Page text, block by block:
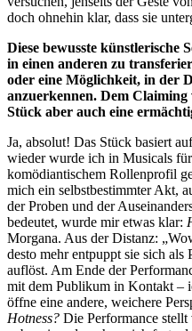
doch ohnehin klar, dass sie
Diese bewusste künstlerische
in einen anderen zu
oder eine Möglichkeit, in der
anzuerkennen. Dem
Stück aber auch eine
Ja, absolut! Das Stück basiert
wieder wurde ich in Musicals
komödiantischem Rollenprofil
mich ein selbstbestimmter Akt,
der Proben und der
bedeutet, wurde mir etwas klar:
Morgana. Aus der Distanz:
desto mehr entpuppt sie sich
auflöst. Am Ende der
mit dem Publikum in Kontakt –
öffne eine andere, weichere
Hotness? Die Performance